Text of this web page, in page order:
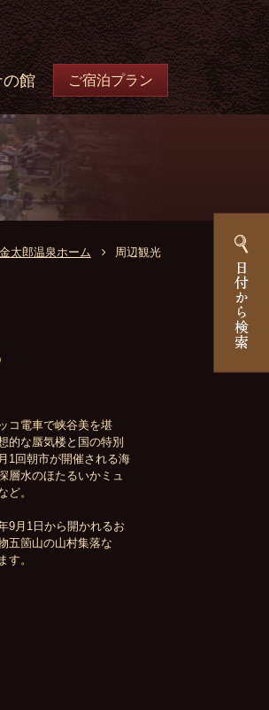
の館 ご宿泊プラン
金太郎温泉ホーム 周辺観光
コ電車で峡谷美を堪
的な蜃気楼と国の特別
1回朝市が開催される海
層水のほたるいかミュ
ど。
9月1日から開かれるお
五箇山の山村集落な
す。